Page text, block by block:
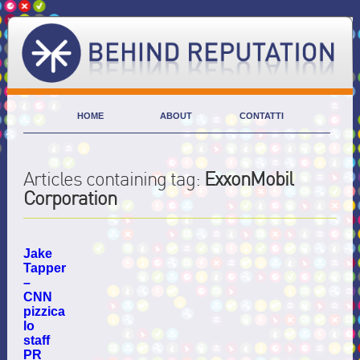
HOME ABOUT CONTATTI
Articles containing tag: ExxonMobil
Corporation
Jake
Tapper
–
CNN
pizzica
lo
staff
PR